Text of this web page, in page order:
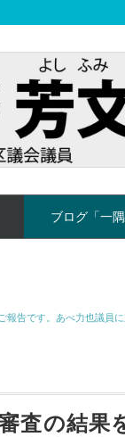
ブログ「一隅
報告です。あべ力也議員
査の結果